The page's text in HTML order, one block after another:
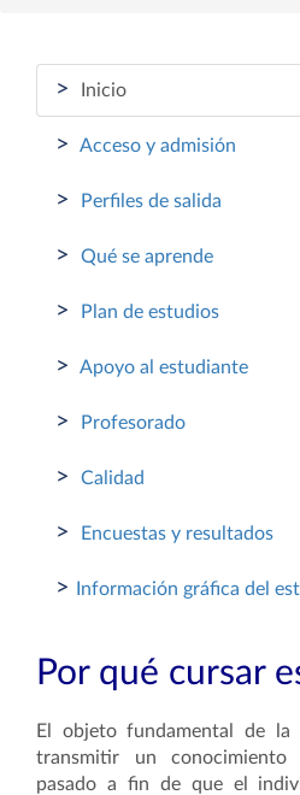
> Inicio
> Acceso y admisión
> Perfiles de salida
> Qué se aprende
> Plan de estudios
> Apoyo al estudiante
> Profesorado
> Calidad
> Encuestas y resultados
> Información gráfica del
Por qué cursar
El objeto fundamental de
transmitir un
pasado a fin de que el